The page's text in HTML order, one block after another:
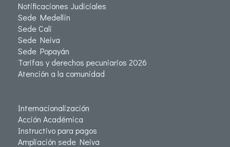
Notificaciones Judiciales
Sede Medellín
Sede Cali
Sede Neiva
Sede Popayán
Tarifas y derechos pecuniarios 2026
Atención a la comunidad
Internacionalización
Acción Académica
Instructivo para pagos
Ampliación sede Neiva